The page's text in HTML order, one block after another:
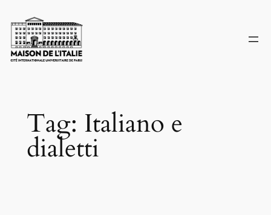
to
content
Tag: Italiano e
dialetti